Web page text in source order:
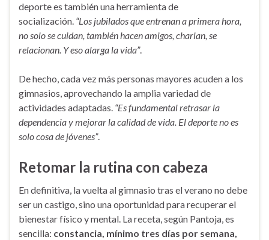
deporte es también una herramienta de
socialización. “Los jubilados que entrenan a primera hora,
no solo se cuidan, también hacen amigos, charlan, se
relacionan. Y eso alarga la vida”.
De hecho, cada vez más personas mayores acuden a los
gimnasios, aprovechando la amplia variedad de
actividades adaptadas. “Es fundamental retrasar la
dependencia y mejorar la calidad de vida. El deporte no es
solo cosa de jóvenes”.
Retomar la rutina con cabeza
En definitiva, la vuelta al gimnasio tras el verano no debe
ser un castigo, sino una oportunidad para recuperar el
bienestar físico y mental. La receta, según Pantoja, es
sencilla: constancia, mínimo tres días por semana,